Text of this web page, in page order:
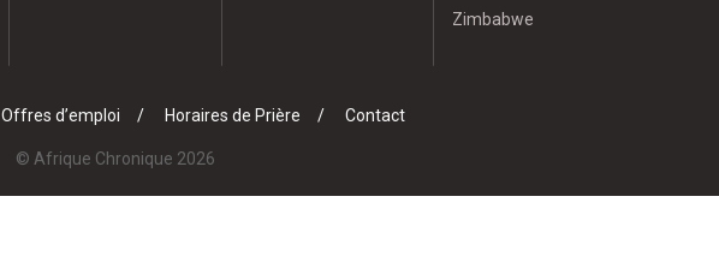
Zimbabwe
Offres d’emploi Horaires de Prière Contact
© Afrique Chronique 2026